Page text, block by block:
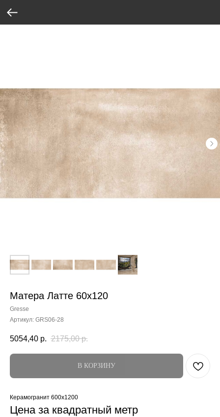
Матера Латте 60x120
Gresse
Артикул: GRS06-28
5054,40 р. 2175,00 р.
В КОРЗИНУ
Керамогранит 600x1200
Цена за квадратный метр